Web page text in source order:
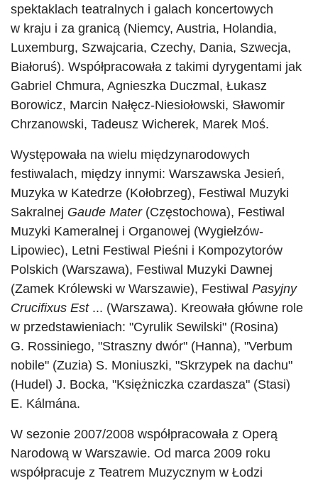
spektaklach teatralnych i galach koncertowych
w kraju i za granicą (Niemcy, Austria, Holandia,
Luxemburg, Szwajcaria, Czechy, Dania, Szwecja,
Białoruś). Współpracowała z takimi dyrygentami jak
Gabriel Chmura, Agnieszka Duczmal, Łukasz
Borowicz, Marcin Nałęcz-Niesiołowski, Sławomir
Chrzanowski, Tadeusz Wicherek, Marek Moś.
Występowała na wielu międzynarodowych
festiwalach, między innymi: Warszawska Jesień,
Muzyka w Katedrze (Kołobrzeg), Festiwal Muzyki
Sakralnej Gaude Mater(Częstochowa), Festiwal
Muzyki Kameralnej i Organowej (Wygiełzów-
Lipowiec), Letni Festiwal Pieśni i Kompozytorów
Polskich (Warszawa), Festiwal Muzyki Dawnej
(Zamek Królewski w Warszawie), Festiwal Pasyjny
Crucifixus Est... (Warszawa). Kreowała główne role
w przedstawieniach: "Cyrulik Sewilski" (Rosina)
G. Rossiniego, "Straszny dwór" (Hanna), "Verbum
nobile" (Zuzia) S. Moniuszki, "Skrzypek na dachu"
(Hudel) J. Bocka, "Księżniczka czardasza" (Stasi)
E. Kálmána.
W sezonie 2007/2008 współpracowała z Operą
Narodową w Warszawie. Od marca 2009 roku
współpracuje z Teatrem Muzycznym w Łodzi